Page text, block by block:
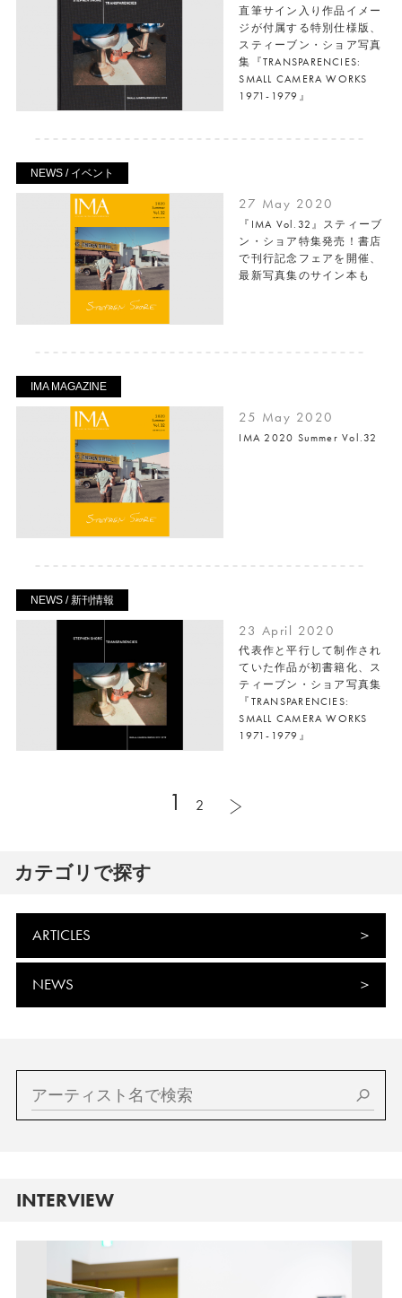
直筆サイン入り作品イメー
ジが付属する特別仕様版、
スティーブン・ショア写真
集『TRANSPARENCIES:
SMALL CAMERA WORKS
1971-1979』
NEWS / イベント
27 May 2020
『IMA Vol.32』スティーブ
ン・ショア特集発売！書店
で刊行記念フェアを開催、
最新写真集のサイン本も
IMA MAGAZINE
25 May 2020
IMA 2020 Summer Vol.32
NEWS / 新刊情報
23 April 2020
代表作と平行して制作され
ていた作品が初書籍化、ス
ティーブン・ショア写真集
『TRANSPARENCIES:
SMALL CAMERA WORKS
1971-1979』
1 2
カテゴリで探す
ARTICLES
NEWS
INTERVIEW